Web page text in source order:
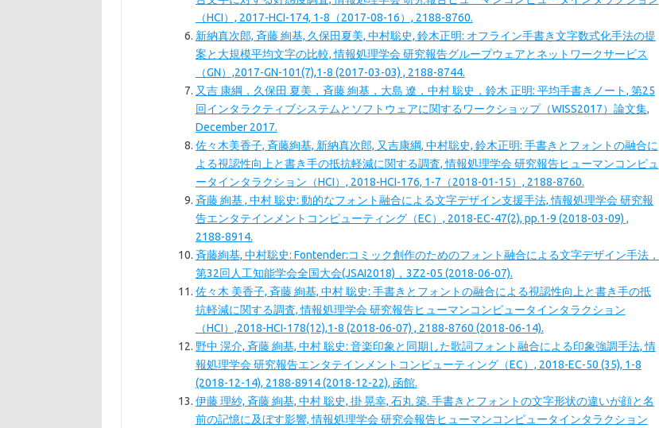
（HCI）, 2017-HCI-174, 1-8（2017-08-16）, 2188-8760.
新納真次郎, 斉藤 絢基, 久保田夏美, 中村聡史, 鈴木正明: オフライン手書き文字数式化手法の提
案と大規模平均文字の比較, 情報処理学会 研究報告グループウェアとネットワークサービス
（GN）,2017-GN-101(7),1-8 (2017-03-03) , 2188-8744.
又吉 康綱，久保田 夏美，斉藤 絢基，大島 遼，中村 聡史，鈴木 正明: 平均手書きノート, 第25
回インタラクティブシステムとソフトウェアに関するワークショップ（WISS2017）論文集,
December 2017.
佐々木美香子, 斉藤絢基, 新納真次郎, 又吉康綱, 中村聡史, 鈴木正明: 手書きとフォントの融合に
よる視認性向上と書き手の抵抗軽減に関する調査, 情報処理学会 研究報告ヒューマンコンピュ
ータインタラクション（HCI）, 2018-HCI-176, 1-7（2018-01-15）, 2188-8760.
斉藤 絢基 , 中村 聡史: 動的なフォント融合による文字デザイン支援手法, 情報処理学会 研究報
告エンタテインメントコンピューティング（EC）, 2018-EC-47(2), pp.1-9 (2018-03-09) ,
2188-8914.
斉藤絢基, 中村聡史: Fontender:コミック創作のためのフォント融合による文字デザイン手法，
第32回人工知能学会全国大会(JSAI2018)，3Z2-05 (2018-06-07).
佐々木 美香子, 斉藤 絢基, 中村 聡史: 手書きとフォントの融合による視認性向上と書き手の抵
抗軽減に関する調査, 情報処理学会 研究報告ヒューマンコンピュータインタラクション
（HCI）,2018-HCI-178(12),1-8 (2018-06-07) , 2188-8760 (2018-06-14).
野中 滉介, 斉藤 絢基, 中村 聡史: 音楽印象と同期した歌詞フォント融合による印象強調手法, 情
報処理学会 研究報告エンタテインメントコンピューティング（EC）, 2018-EC-50 (35), 1-8
(2018-12-14), 2188-8914 (2018-12-22), 函館.
伊藤 理紗, 斉藤 絢基, 中村 聡史, 掛 晃幸, 石丸 築. 手書きとフォントの文字形状の違いが顔と名
前の記憶に及ぼす影響, 情報処理学会 研究会報告ヒューマンコンピュータインタラクション